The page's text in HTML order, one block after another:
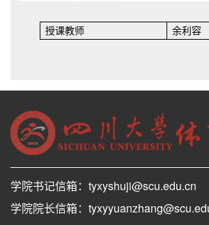
授课教师 余利容
学院书记信箱：tyxyshuji@scu.edu.cn
学院院长信箱：